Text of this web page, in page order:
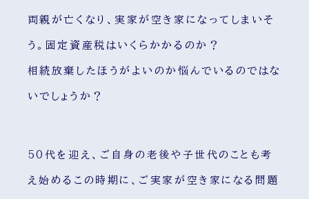
両親が亡くなり、実家が空き家になってしまいそ
う。固定資産税はいくらかかるのか？
相続放棄したほうがよいのか悩んでいるのではな
いでしょうか？
50代を迎え、ご自身の老後や子世代のことも考
え始めるこの時期に、ご実家が空き家になる問題